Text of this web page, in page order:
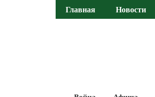
Главная Новости